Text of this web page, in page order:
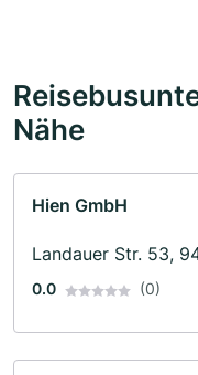
Nähe
Hien GmbH
Landauer Str. 53,
0.0 (0)